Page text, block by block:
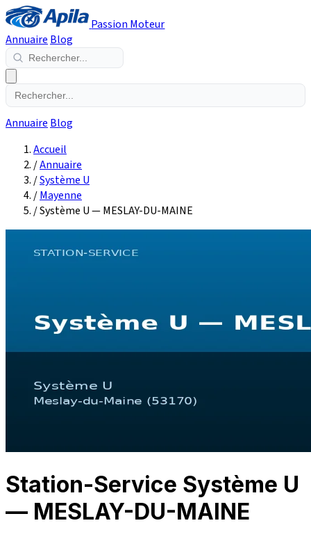
Passion Moteur
Annuaire Blog
Annuaire Blog
Accueil
/Annuaire
/Système U
/Mayenne
/Système U — MESLAY-DU-MAINE
Station-Service Système U
— MESLAY-DU-MAINE